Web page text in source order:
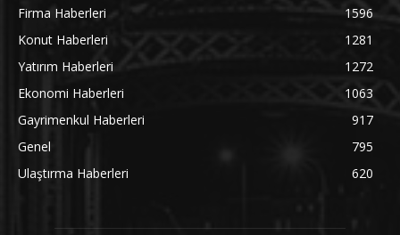
Firma Haberleri
1596
Konut Haberleri
1281
Yatırım Haberleri
1272
Ekonomi Haberleri
1063
Gayrimenkul Haberleri
917
Genel
795
Ulaştırma Haberleri
620